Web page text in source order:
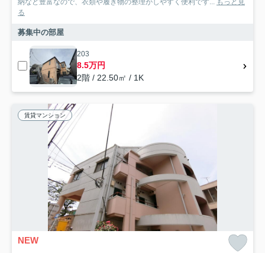
る
募集中の部屋
203
8.5万円
2階 / 22.50㎡ / 1K
賃貸マンション
NEW